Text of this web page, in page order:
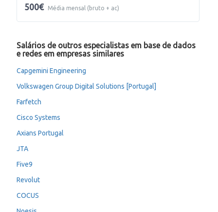
500€ Média mensal (bruto + ac)
Salários de outros especialistas em base de dados
e redes em empresas similares
Capgemini Engineering
Volkswagen Group Digital Solutions [Portugal]
Farfetch
Cisco Systems
Axians Portugal
JTA
Five9
Revolut
COCUS